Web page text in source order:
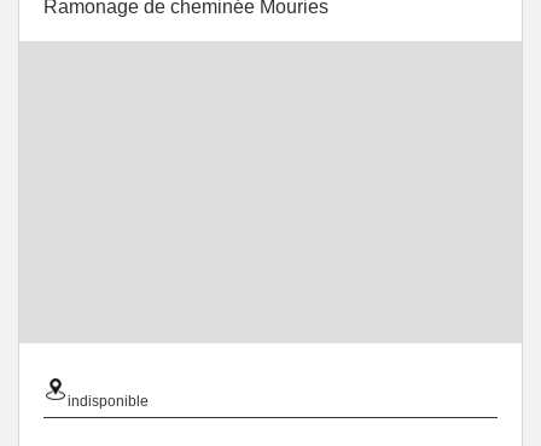
Ramonage de cheminée Mouries
indisponible